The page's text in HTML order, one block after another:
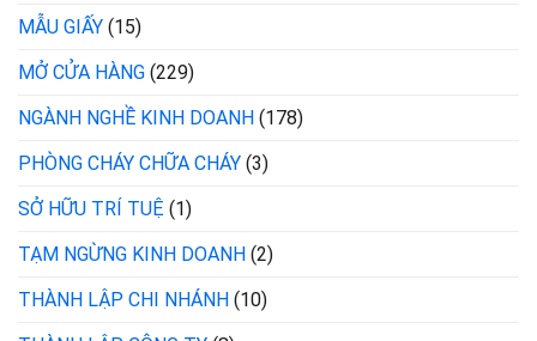
MẪU GIẤY (15)
MỞ CỬA HÀNG (229)
NGÀNH NGHỀ KINH DOANH (178)
PHÒNG CHÁY CHỮA CHÁY (3)
SỞ HỮU TRÍ TUỆ (1)
TẠM NGỪNG KINH DOANH (2)
THÀNH LẬP CHI NHÁNH (10)